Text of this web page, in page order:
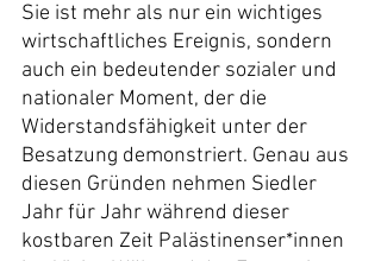
Sie ist mehr als nur ein wichtiges
wirtschaftliches Ereignis, sondern
auch ein bedeutender sozialer und
nationaler Moment, der die
Widerstandsfähigkeit unter der
Besatzung demonstriert. Genau aus
diesen Gründen nehmen Siedler
Jahr für Jahr während dieser
kostbaren Zeit Palästinenser*innen